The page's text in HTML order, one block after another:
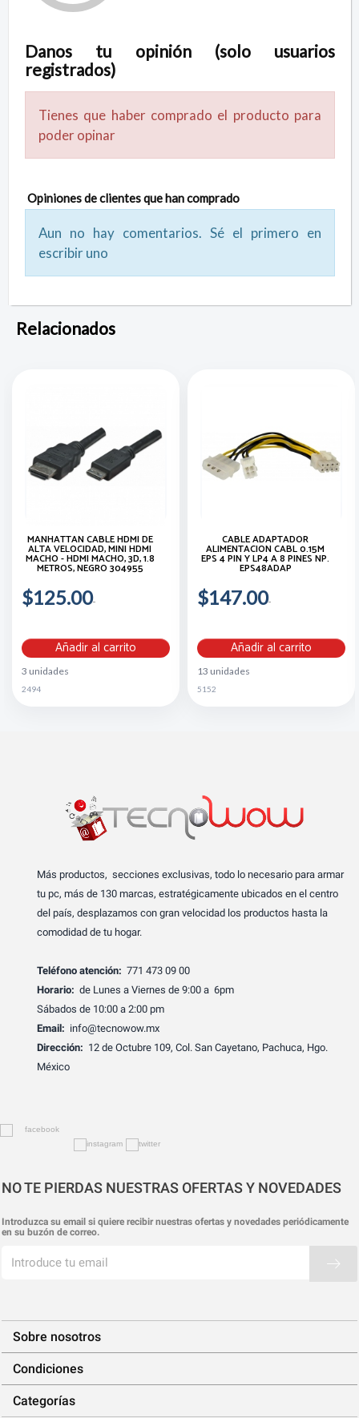
Danos tu opinión (solo usuarios
registrados)
Tienes que haber comprado el producto para
poder opinar
Opiniones de clientes que han comprado
Aun no hay comentarios. Sé el primero en
escribir uno
Relacionados
MANHATTAN CABLE HDMI DE
ALTA VELOCIDAD, MINI HDMI
MACHO - HDMI MACHO, 3D, 1.8
METROS, NEGRO 304955
$125.00
Añadir al carrito
3 unidades
2494
CABLE ADAPTADOR
ALIMENTACION CABL 0.15M
EPS 4 PIN Y LP4 A 8 PINES NP.
EPS48ADAP
$147.00
Añadir al carrito
13 unidades
5152
Más productos, secciones exclusivas, todo lo necesario para armar
tu pc, más de 130 marcas, estratégicamente ubicados en el centro
del país, desplazamos con gran velocidad los productos hasta la
comodidad de tu hogar.
Teléfono atención: 771 473 09 00
Horario: de Lunes a Viernes de 9:00 a 6pm
Sábados de 10:00 a 2:00 pm
Email: info@tecnowow.mx
Dirección: 12 de Octubre 109, Col. San Cayetano, Pachuca, Hgo.
México
NO TE PIERDAS NUESTRAS OFERTAS Y NOVEDADES
Introduzca su email si quiere recibir nuestras ofertas y novedades periódicamente
en su buzón de correo.
Sobre nosotros
Condiciones
Categorías